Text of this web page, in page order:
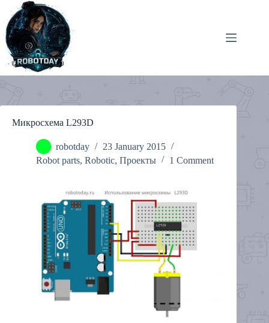
content
Микросхема L293D
robotday
23 January 2015
Robot parts, Robotic, Проекты 1 Comment